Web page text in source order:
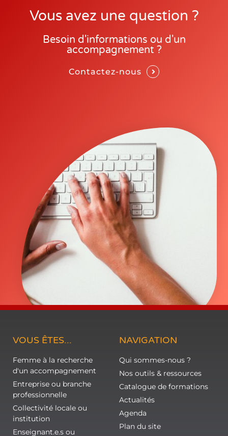
Vous avez une question ?
Besoin d'informations ou d'un
accompagnement ?
Contactez-nous
VOUS ÊTES...
Femme à la recherche
d'un accompagnement
Entreprise ou branche
professionnelle
Collectivité locale ou
institution
Enseignant.e.s ou
NAVIGATION
Qui sommes-nous ?
Nos outils & ressources
Catalogue de formations
Actualités
Agenda
Plan du site